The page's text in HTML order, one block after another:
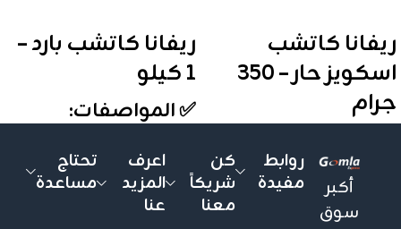
ريفانا كاتشب
اسكويز حار – 350
جرام
350 جرام
حار
التعبئة:الكرتونة تحتوي على
ريفانا كاتشب بارد –
1 كيلو
✅ المواصفات:
الأنواع:بارد
التعبئة:الكرتونة تحتوي على
أكبر
سوق
روابط
مفيدة
كن
شريكاً
معنا
اعرف
المزيد
عنا
تحتاج
مساعدة